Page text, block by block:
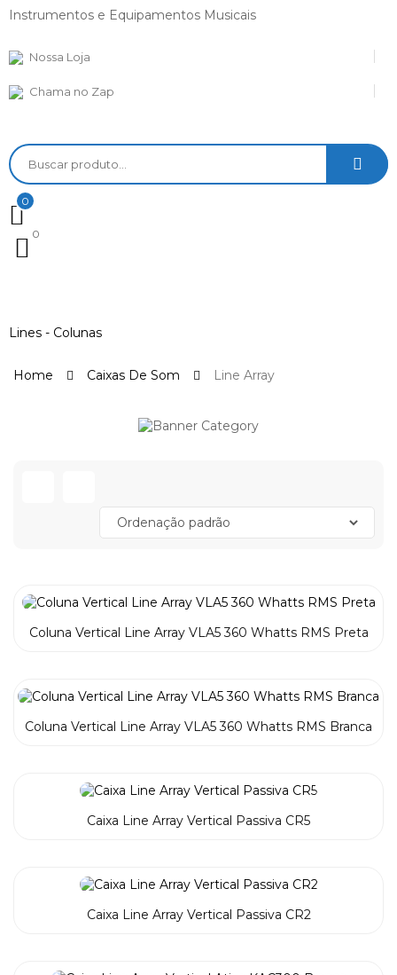
Instrumentos e Equipamentos Musicais
Nossa Loja
Chama no Zap
0
0
Lines - Colunas
Home Caixas De Som Line Array
Coluna Vertical Line Array VLA5 360 Whatts RMS Preta
Coluna Vertical Line Array VLA5 360 Whatts RMS Branca
Caixa Line Array Vertical Passiva CR5
Caixa Line Array Vertical Passiva CR2